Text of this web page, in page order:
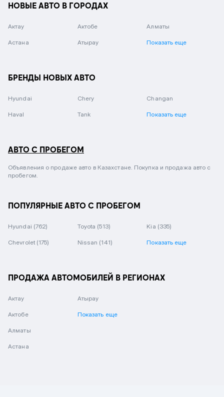
НОВЫЕ АВТО В ГОРОДАХ
Актау Актобе Алматы
Астана Атырау Показать еще
БРЕНДЫ НОВЫХ АВТО
Hyundai Chery Changan
Haval Tank Показать еще
АВТО С ПРОБЕГОМ
Объявления о продаже авто в Казахстане. Покупка и продажа авто с
пробегом.
ПОПУЛЯРНЫЕ АВТО С ПРОБЕГОМ
Hyundai (762) Toyota (513) Kia (335)
Chevrolet (175) Nissan (141) Показать еще
ПРОДАЖА АВТОМОБИЛЕЙ В РЕГИОНАХ
Актау
Актобе
Алматы
Астана
Атырау
Показать еще